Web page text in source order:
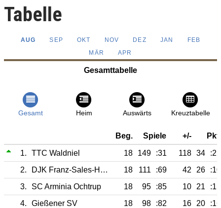
Tabelle
AUG SEP OKT NOV DEZ JAN
FEB
MÄR
APR
Gesamttabelle
Gesamt Heim Auswärts Kreuztabelle
Beg. Spiele +/- Pkt.
1. TTC Waldniel 18 149 :31 118 34
:2
2.
DJK Franz-Sales-Haus Essen 18 111 :69 42 26
:10
3.
SC Arminia Ochtrup 18 95 :85 10 21
:15
4.
Gießener SV 18 98 :82 16 20
:16